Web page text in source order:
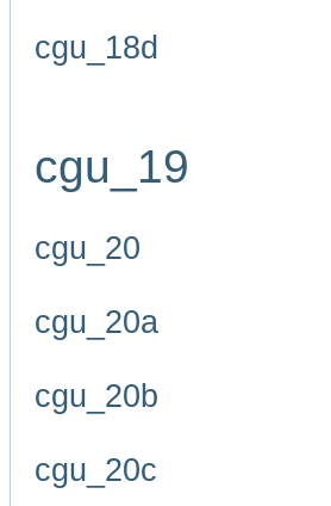
cgu_18d
cgu_19
cgu_20
cgu_20a
cgu_20b
cgu_20c